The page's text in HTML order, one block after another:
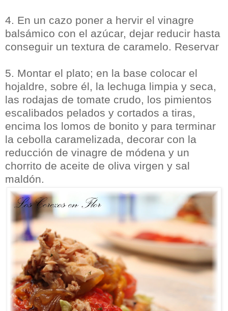
4. En un cazo poner a hervir el vinagre
balsámico con el azúcar, dejar reducir hasta
conseguir un textura de caramelo. Reservar
5. Montar el plato; en la base colocar el
hojaldre, sobre él, la lechuga limpia y seca,
las rodajas de tomate crudo, los pimientos
escalibados pelados y cortados a tiras,
encima los lomos de bonito y para terminar
la cebolla caramelizada, decorar con la
reducción de vinagre de módena y un
chorrito de aceite de oliva virgen y sal
maldón.